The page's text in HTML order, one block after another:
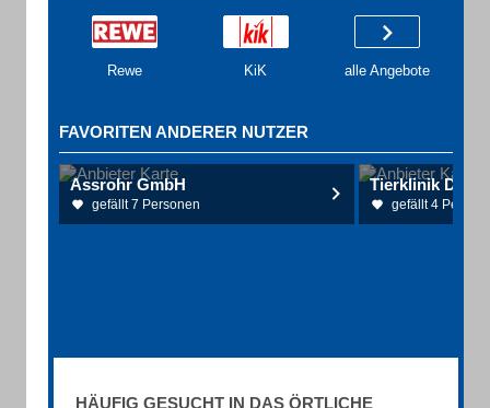
Rewe KiK alle Angebote
FAVORITEN ANDERER NUTZER
Assrohr GmbH
gefällt 7 Personen
Tierklinik Dr.
gefällt 4
HÄUFIG GESUCHT IN DAS ÖRTLICHE